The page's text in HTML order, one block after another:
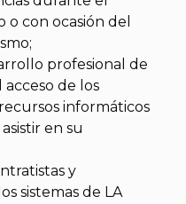
o con ocasión del
profesional de
acceso de los
informáticos
en su
y
sistemas de LA